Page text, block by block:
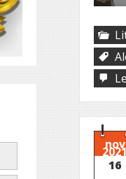
nov
2021
16